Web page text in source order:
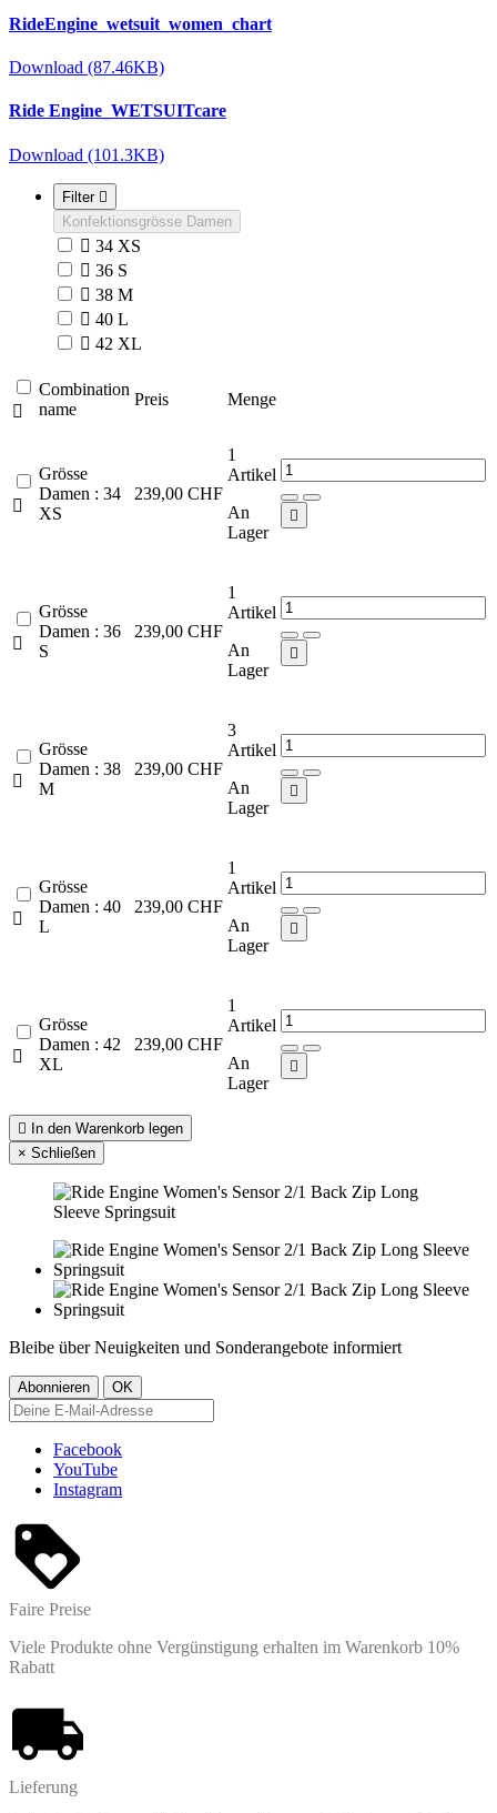
RideEngine_wetsuit_women_chart
Download (87.46KB)
Ride Engine_WETSUITcare
Download (101.3KB)
Filter 
Konfektionsgrösse Damen
 34 XS
 36 S
 38 M
 40 L
 42 XL

Combination
name
Preis Menge

Grösse
Damen : 34
XS
239,00 CHF
1
Artikel
An
Lager


Grösse
Damen : 36
S
239,00 CHF
1
Artikel
An
Lager


Grösse
Damen : 38
M
239,00 CHF
3
Artikel
An
Lager


Grösse
Damen : 40
L
239,00 CHF
1
Artikel
An
Lager


Grösse
Damen : 42
XL
239,00 CHF
1
Artikel
An
Lager

 In den Warenkorb legen
× Schließen
Bleibe über Neuigkeiten und Sonderangebote informiert
Facebook
YouTube
Instagram
Faire Preise
Viele Produkte ohne Vergünstigung erhalten im Warenkorb 10%
Rabatt
Lieferung